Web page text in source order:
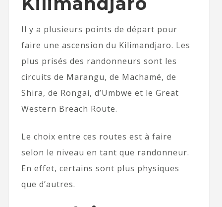
Il y a plusieurs points de départ pour
faire une ascension du Kilimandjaro. Les
plus prisés des randonneurs sont les
circuits de Marangu, de Machamé, de
Shira, de Rongai, d’Umbwe et le Great
Western Breach Route.
Le choix entre ces routes est à faire
selon le niveau en tant que randonneur.
En effet, certains sont plus physiques
que d’autres.